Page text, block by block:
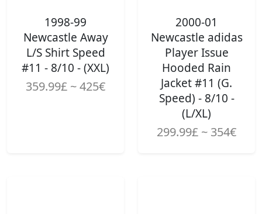
1998-99
Newcastle Away
L/S Shirt Speed
#11 - 8/10 - (XXL)
359.99£ ~ 425€
2000-01
Newcastle adidas
Player Issue
Hooded Rain
Jacket #11 (G.
Speed) - 8/10 -
(L/XL)
299.99£ ~ 354€